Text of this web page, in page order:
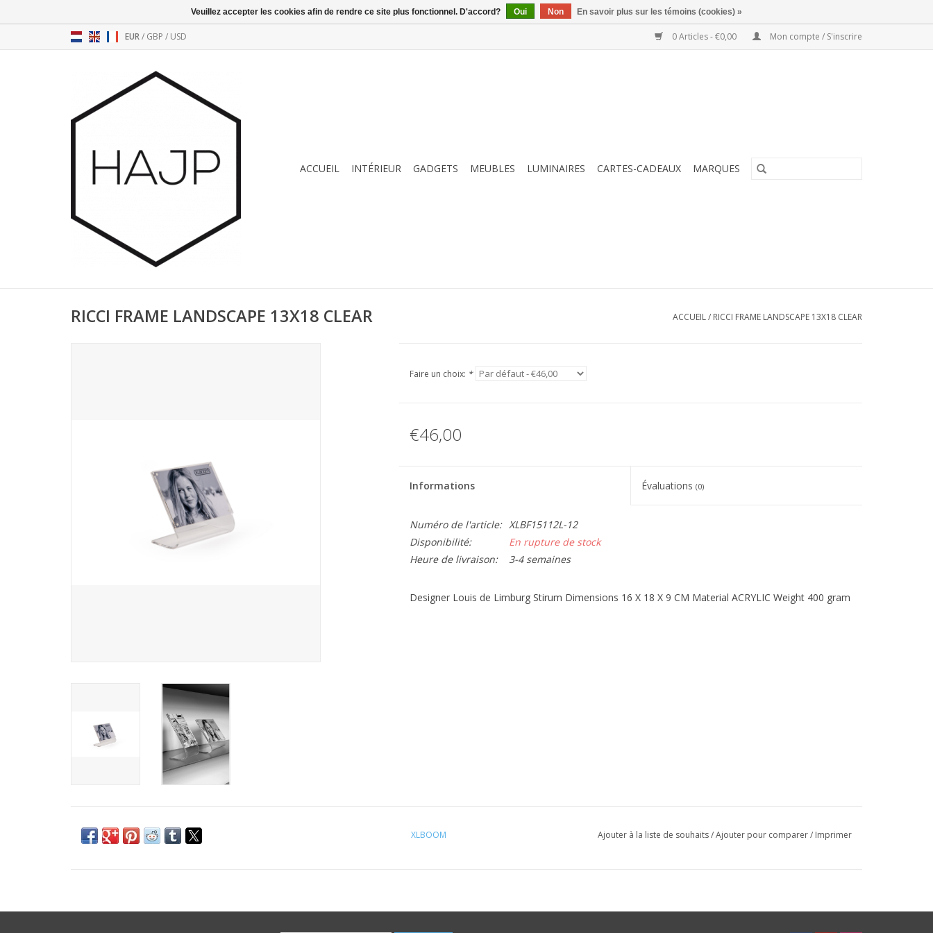
EUR/ GBP / USD 0 Articles - €0,00 Mon compte / S'inscrire
ACCUEIL INTÉRIEUR GADGETS MEUBLES LUMINAIRES CARTES-CADEAUX MARQUES
RICCI FRAME LANDSCAPE 13X18 CLEAR ACCUEIL/ RICCI FRAME LANDSCAPE 13X18 CLEAR
Faire un choix: *
€46,00
Informations Évaluations(0)
Numéro de l'article: XLBF15112L-12
Disponibilité:
En rupture de stock
Heure de livraison:
3-4 semaines
Designer Louis de Limburg Stirum Dimensions 16 X 18 X 9 CM Material ACRYLIC Weight 400 gram
XLBOOM Ajouter à la liste de souhaits/Ajouter pour comparer/ Imprimer
Veuillez accepter les cookies afin de rendre ce site plus fonctionnel. D'accord? Oui Non En savoir plus sur les témoins (cookies) »